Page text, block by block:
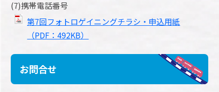
(7)携帯電話番号
第7回フォトロゲイニングチラシ・申込用紙
（PDF：492KB）
お問合せ